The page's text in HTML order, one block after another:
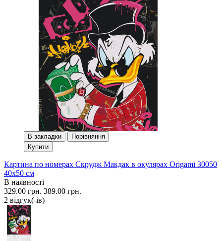
В закладки
Порівняння
Купити
Картина по номерах Скрудж Макдак в окулярах Origami 30050
40x50 см
В наявності
329.00 грн. 389.00 грн.
2 вiдгук(-iв)